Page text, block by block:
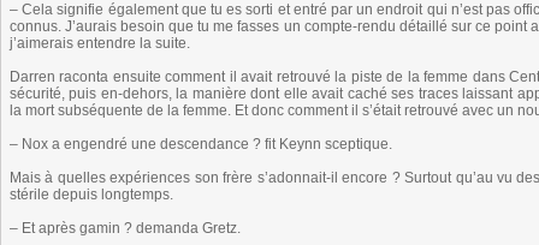
– Cela signifie également que tu es sorti et entré par un endroit qui n’est pas
connus. J’aurais besoin que tu me fasses un compte-rendu détaillé sur ce point
j’aimerais entendre la suite.
Darren raconta ensuite comment il avait retrouvé la piste de la femme dans
sécurité, puis en-dehors, la manière dont elle avait caché ses traces laissant
la mort subséquente de la femme. Et donc comment il s’était retrouvé avec un
– Nox a engendré une descendance ? fit Keynn sceptique.
Mais à quelles expériences son frère s’adonnait-il encore ? Surtout qu’au vu
stérile depuis longtemps.
– Et après gamin ? demanda Gretz.